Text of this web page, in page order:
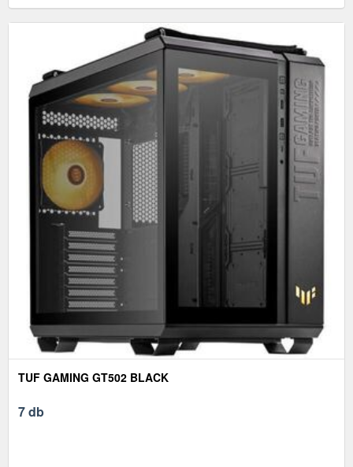
TUF GAMING GT502 BLACK
7 db